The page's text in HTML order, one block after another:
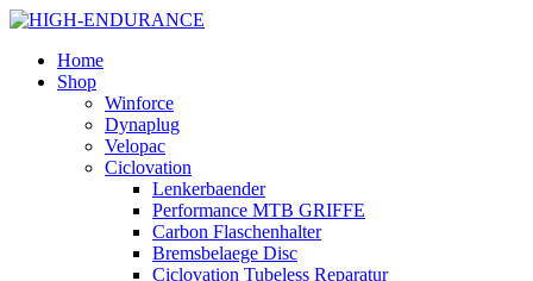
Home
Shop
Winforce
Dynaplug
Velopac
Ciclovation
Lenkerbaender
Performance MTB GRIFFE
Carbon Flaschenhalter
Bremsbelaege Disc
Ciclovation Tubeless Reparatur